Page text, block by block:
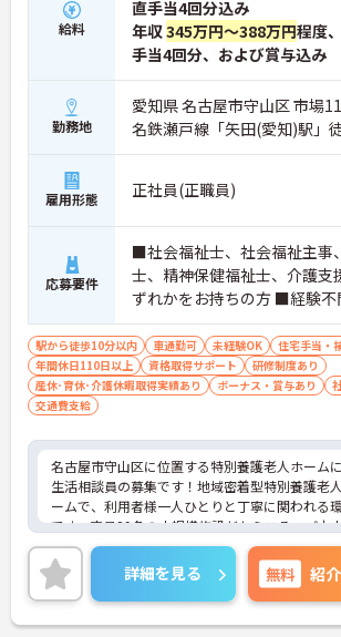
給料
直手当4回分込み
年収345万円～388万円程度
手当4回分、および賞与込み
勤務地
愛知県 名古屋市守山区 市場
名鉄瀬戸線「矢田(愛知)駅」
雇用形態 正社員(正職員)
応募要件
■社会福祉士、社会福祉主事
士、精神保健福祉士、介護支
ずれかをお持ちの方 ■経験不
駅から徒歩10分以内 車通勤可 未経験OK 住宅手当・
年間休日110日以上
資格取得サポート
研修制度あり
産休･育休･介護休暇取得実績あり
ボーナス・賞与あり
交通費支給
名古屋市守山区に位置する特別養護老人ホーム
生活相談員の募集です！地域密着型特別養護老
ームで、利用者様一人ひとりと丁寧に関われる
です。定員29名の小規模施設だからこそ、ご本
ご家族との距離が近く、生活相談員として入退
援やご家族対応、短期入所の調整など幅広い業務
携わることができます。ユニットケアを大切に
おり、利用者様の暮らしに寄り添った支援を実
やすい職場です！また年間休日113日や各種手
詳細を見る 無料 紹